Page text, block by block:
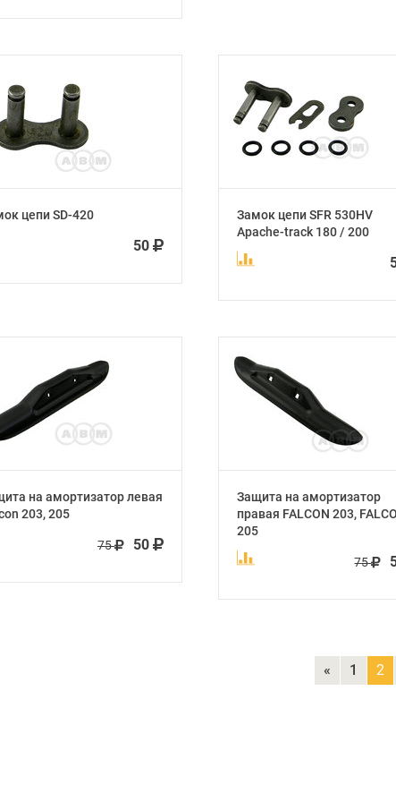
цепи SD-420
50
Замок цепи SFR 530HV
Apache-track 180 / 200
на амортизатор левая
203, 205
75 50
Защита на амортизатор
правая FALCON 203,
205
75
« 1 2